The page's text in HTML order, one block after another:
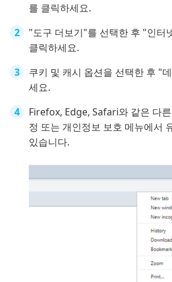
를 클릭하세요.
"도구 더보기"를 선택한 후 "인터
클릭하세요.
쿠키 및 캐시 옵션을 선택한 후 "
세요.
Firefox, Edge, Safari와 같은 다
정 또는 개인정보 보호 메뉴에서
있습니다.